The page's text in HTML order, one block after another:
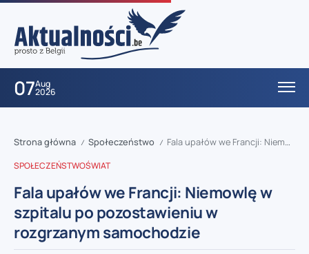
07Aug
2026
Strona główna / Społeczeństwo / Fala upałów we Francji: Niemowlę w szpitalu po pozostawieniu w rozgrzanym samochodzie
SPOŁECZEŃSTWOŚWIAT
Fala upałów we Francji: Niemowlę w
szpitalu po pozostawieniu w
rozgrzanym samochodzie